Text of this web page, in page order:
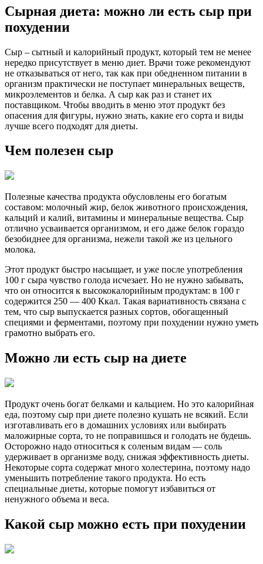
Сырная диета: можно ли есть сыр при
похудении
Сыр – сытный и калорийный продукт, который тем не менее
нередко присутствует в меню диет. Врачи тоже рекомендуют
не отказываться от него, так как при обедненном питании в
организм практически не поступает минеральных веществ,
микроэлементов и белка. А сыр как раз и станет их
поставщиком. Чтобы вводить в меню этот продукт без
опасения для фигуры, нужно знать, какие его сорта и виды
лучше всего подходят для диеты.
Чем полезен сыр
Полезные качества продукта обусловлены его богатым
составом: молочный жир, белок животного происхождения,
кальций и калий, витамины и минеральные вещества. Сыр
отлично усваивается организмом, и его даже белок гораздо
безобиднее для организма, нежели такой же из цельного
молока.
Этот продукт быстро насыщает, и уже после употребления
100 г сыра чувство голода исчезает. Но не нужно забывать,
что он относится к высококалорийным продуктам: в 100 г
содержится 250 — 400 Ккал. Такая вариативность связана с
тем, что сыр выпускается разных сортов, обогащенный
специями и ферментами, поэтому при похудении нужно уметь
грамотно выбрать его.
Можно ли есть сыр на диете
Продукт очень богат белками и кальцием. Но это калорийная
еда, поэтому сыр при диете полезно кушать не всякий. Если
изготавливать его в домашних условиях или выбирать
маложирные сорта, то не поправишься и голодать не будешь.
Осторожно надо относиться к соленым видам — соль
удерживает в организме воду, снижая эффективность диеты.
Некоторые сорта содержат много холестерина, поэтому надо
уменьшить потребление такого продукта. Но есть
специальные диеты, которые помогут избавиться от
ненужного объема и веса.
Какой сыр можно есть при похудении